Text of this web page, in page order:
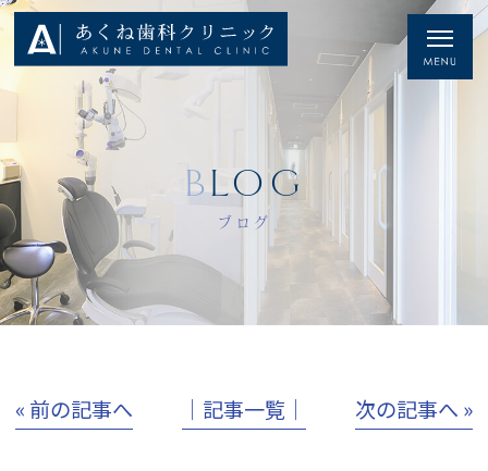
BLOG
ブログ
« 前の記事へ │記事一覧│ 次の記事へ »